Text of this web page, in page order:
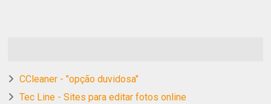
CCleaner - "opção duvidosa"
Tec Line - Sites para editar fotos online